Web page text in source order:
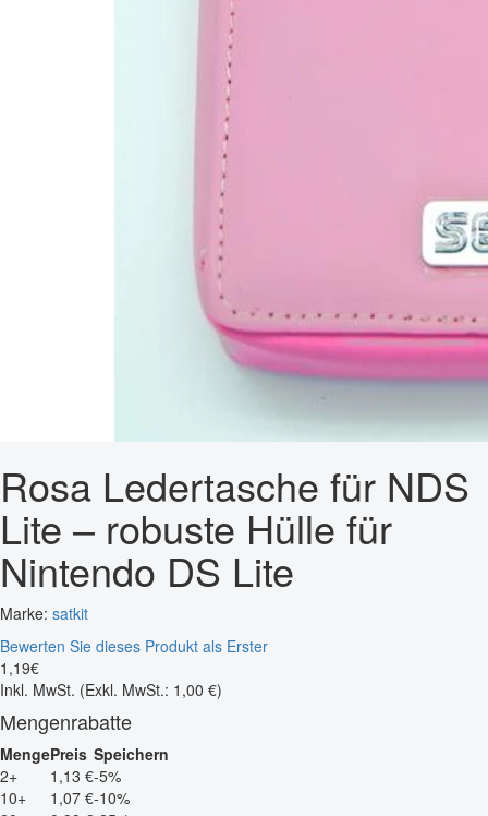
Rosa Ledertasche für NDS
Lite – robuste Hülle für
Nintendo DS Lite
Marke: satkit
Bewerten Sie dieses Produkt als Erster
1 ,19€
Inkl. MwSt. (Exkl. MwSt.: 1,00 €)
Mengenrabatte
MengePreis Speichern
2+
1,13 €-5%
10+
1,07 €-10%